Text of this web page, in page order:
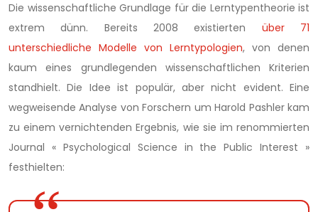
Die wissenschaftliche Grundlage für die Lerntypentheorie ist
extrem dünn. Bereits 2008 existierten über 71
unterschiedliche Modelle von Lerntypologien, von denen
kaum eines grundlegenden wissenschaftlichen Kriterien
standhielt. Die Idee ist populär, aber nicht evident. Eine
wegweisende Analyse von Forschern um Harold Pashler kam
zu einem vernichtenden Ergebnis, wie sie im renommierten
Journal « Psychological Science in the Public Interest »
festhielten: